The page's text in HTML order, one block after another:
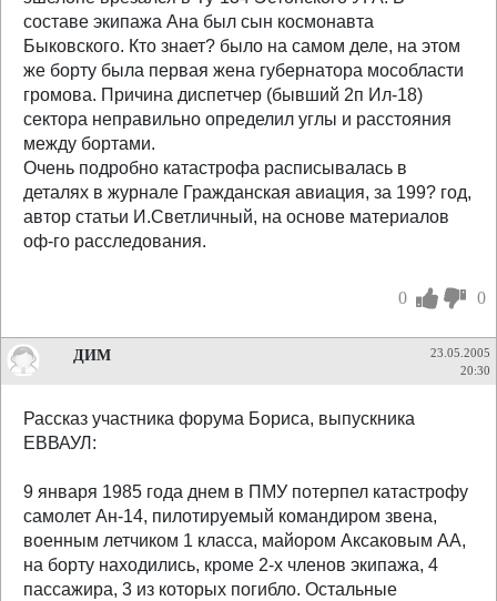
составе экипажа Ана был сын космонавта
Быковского. Кто знает? было на самом деле, на этом
же борту была первая жена губернатора мособласти
громова. Причина диспетчер (бывший 2п Ил-18)
сектора неправильно определил углы и расстояния
между бортами.
Очень подробно катастрофа расписывалась в
деталях в журнале Гражданская авиация, за 199? год,
автор статьи И.Светличный, на основе материалов
оф-го расследования.
0 0
ДИМ
23.05.2005
20:30
Рассказ участника форума Бориса, выпускника
ЕВВАУЛ:
9 января 1985 года днем в ПМУ потерпел катастрофу
самолет Ан-14, пилотируемый командиром звена,
военным летчиком 1 класса, майором Аксаковым АА,
на борту находились, кроме 2-х членов экипажа, 4
пассажира, 3 из которых погибло. Остальные